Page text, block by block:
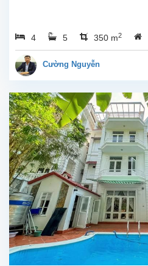
4 5 350 m2
Cường Nguyễn